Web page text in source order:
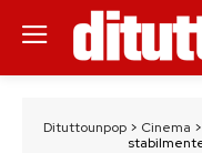
Dituttounpop> Cinema >